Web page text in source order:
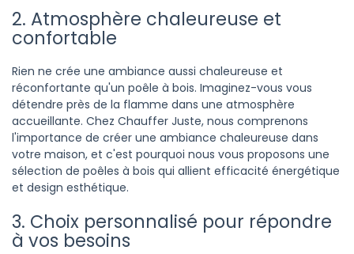
2. Atmosphère chaleureuse et
confortable
Rien ne crée une ambiance aussi chaleureuse et
réconfortante qu'un poêle à bois. Imaginez-vous vous
détendre près de la flamme dans une atmosphère
accueillante. Chez Chauffer Juste, nous comprenons
l'importance de créer une ambiance chaleureuse dans
votre maison, et c'est pourquoi nous vous proposons une
sélection de poêles à bois qui allient efficacité énergétique
et design esthétique.
3. Choix personnalisé pour répondre
à vos besoins